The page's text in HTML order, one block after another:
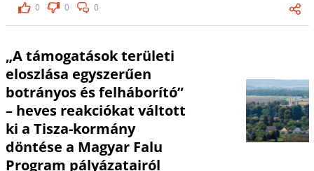
0
0 0
„A támogatások területi
eloszlása egyszerűen
botrányos és felháborító”
– heves reakciókat váltott
ki a Tisza-kormány
döntése a Magyar Falu
Program pályázatairól